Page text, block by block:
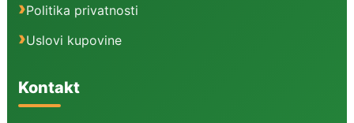
Politika privatnosti
Uslovi kupovine
Kontakt